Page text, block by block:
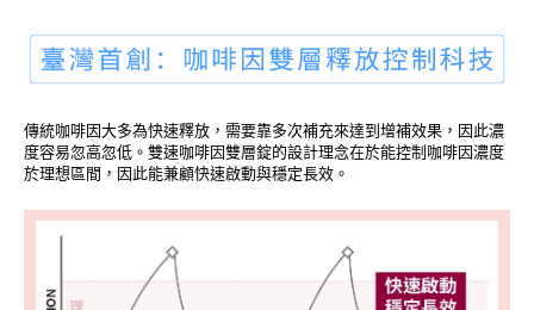
傳統咖啡因大多為快速釋放，需要靠多次補充來達到增補效果，因此濃
度容易忽高忽低。雙速咖啡因雙層錠的設計理念在於能控制咖啡因濃度
於理想區間，因此能兼顧快速啟動與穩定長效。